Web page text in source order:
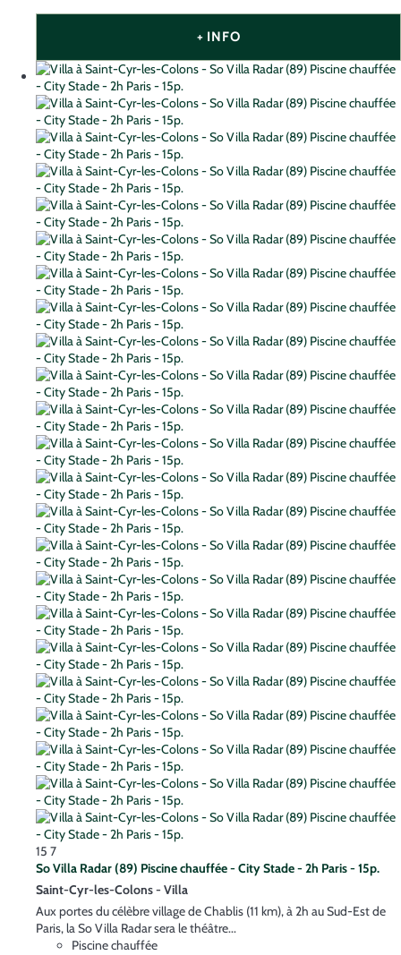
+ INFO
15 7
So Villa Radar (89) Piscine chauffée - City Stade - 2h Paris - 15p.
Saint-Cyr-les-Colons - Villa
Aux portes du célèbre village de Chablis (11 km), à 2h au Sud-Est de
Paris, la So Villa Radar sera le théâtre...
Piscine chauffée